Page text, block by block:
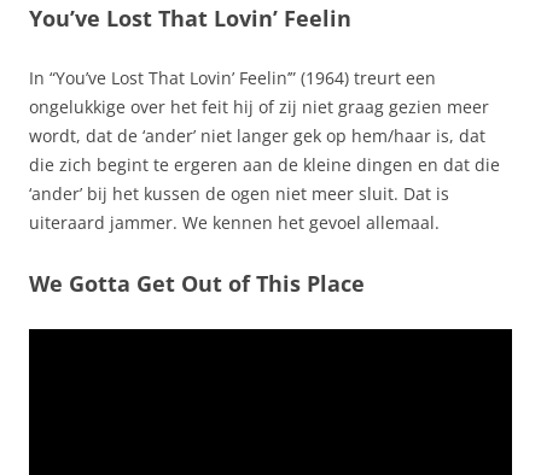
You’ve Lost That Lovin’ Feelin
In “You’ve Lost That Lovin’ Feelin’” (1964) treurt een
ongelukkige over het feit hij of zij niet graag gezien meer
wordt, dat de ‘ander’ niet langer gek op hem/haar is, dat
die zich begint te ergeren aan de kleine dingen en dat die
‘ander’ bij het kussen de ogen niet meer sluit. Dat is
uiteraard jammer. We kennen het gevoel allemaal.
We Gotta Get Out of This Place